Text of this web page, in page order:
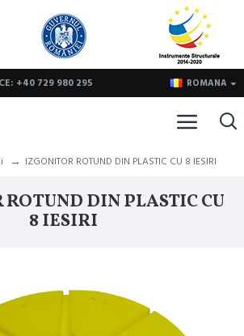
+40 729 980 295 ROMANA
IZGONITOR ROTUND DIN PLASTIC CU 8 IESIRI
DIN PLASTIC CU
8 IESIRI